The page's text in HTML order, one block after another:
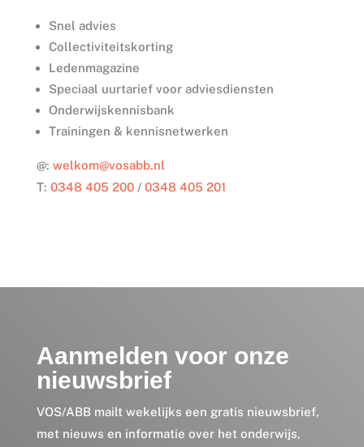
Snel advies
Collectiviteitskorting
Ledenmagazine
Speciaal uurtarief voor adviesdiensten
Onderwijskennisbank
Trainingen & kennisnetwerken
@: welkom@vosabb.nl
T: 0348 405 200/ 0348 405 201
Aanmelden voor onze
nieuwsbrief
VOS/ABB mailt wekelijks een gratis nieuwsbrief,
met nieuws en informatie over het onderwijs,